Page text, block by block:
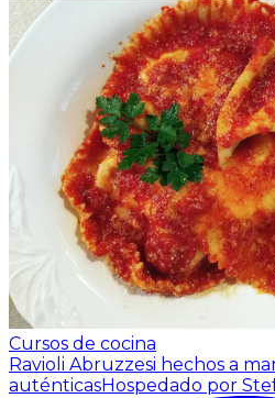
Cursos de cocina
Ravioli Abruzzesi hechos a
auténticasHospedado por